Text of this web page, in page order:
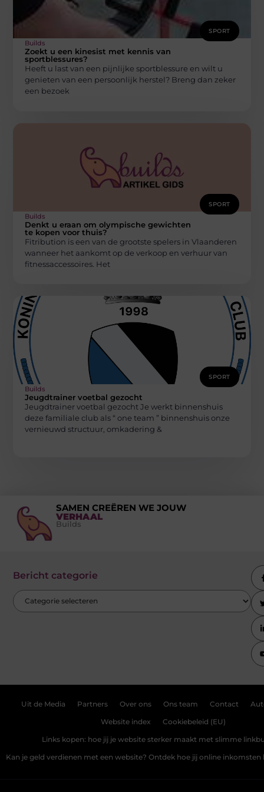
SPORT
Builds
Zoekt u een kinesist met kennis van
sportblessures?
Heeft u last van een pijnlijke sportblessure en wilt u
genieten van een persoonlijk herstel? Breng dan zeker
een bezoek
SPORT
Builds
Denkt u eraan om olympische gewichten
te kopen voor thuis?
Fitribution is een van de grootste spelers in Vlaanderen
wanneer het aankomt op de verkoop en verhuur van
fitnessaccessoires. Het
SPORT
Builds
Jeugdtrainer voetbal gezocht
Jeugdtrainer voetbal gezocht Je werkt binnenshuis
deze familiale club als “ one team ” binnenshuis onze
vernieuwd structuur, omkadering &
SAMEN CREËREN WE JOUW
VERHAAL
Builds
Bericht categorie
Uit de Media Partners Over ons Ons team Contact
Website index Cookiebeleid (EU)
Links kopen: hoe jij je website sterker maakt met slimme
Kan je geld verdienen met een website? Ontdek hoe jij online